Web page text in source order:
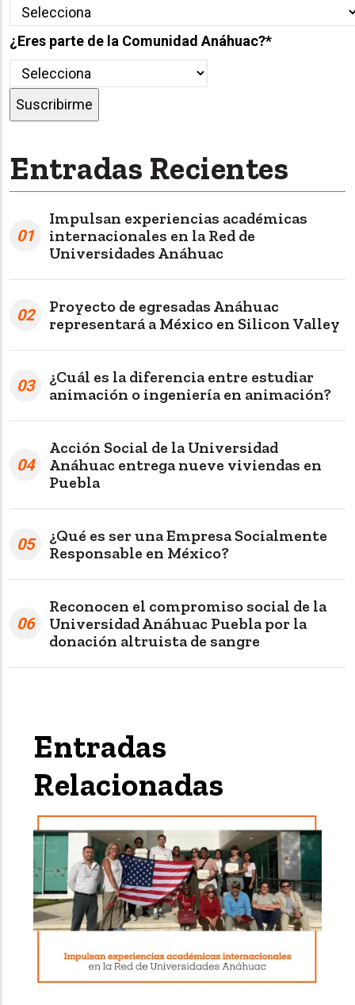
¿Eres parte de la Comunidad Anáhuac?*
Entradas Recientes
01
Impulsan experiencias académicas
internacionales en la Red de
Universidades Anáhuac
02
Proyecto de egresadas Anáhuac
representará a México en Silicon Valley
03
¿Cuál es la diferencia entre estudiar
animación o ingeniería en animación?
04
Acción Social de la Universidad
Anáhuac entrega nueve viviendas en
Puebla
05
¿Qué es ser una Empresa Socialmente
Responsable en México?
06
Reconocen el compromiso social de la
Universidad Anáhuac Puebla por la
donación altruista de sangre
Entradas
Relacionadas